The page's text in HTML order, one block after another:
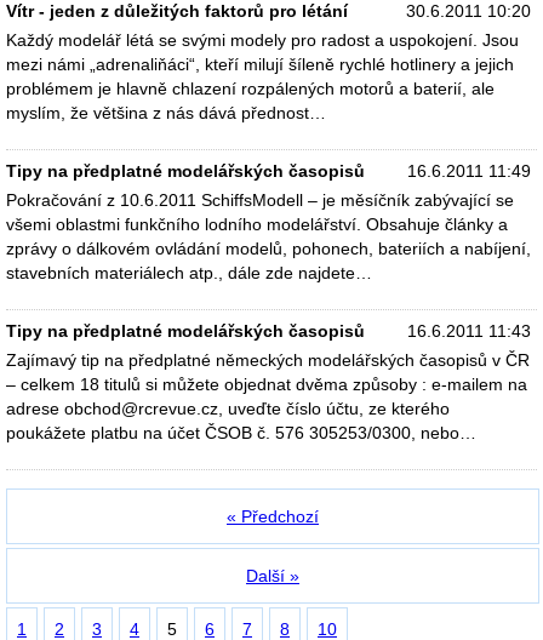
30.6.2011 10:20
Vítr - jeden z důležitých faktorů pro létání
Každý modelář létá se svými modely pro radost a uspokojení. Jsou
mezi námi „adrenaliňáci“, kteří milují šíleně rychlé hotlinery a jejich
problémem je hlavně chlazení rozpálených motorů a baterií, ale
myslím, že většina z nás dává přednost…
16.6.2011 11:49
Tipy na předplatné modelářských časopisů
Pokračování z 10.6.2011 SchiffsModell – je měsíčník zabývající se
všemi oblastmi funkčního lodního modelářství. Obsahuje články a
zprávy o dálkovém ovládání modelů, pohonech, bateriích a nabíjení,
stavebních materiálech atp., dále zde najdete…
16.6.2011 11:43
Tipy na předplatné modelářských časopisů
Zajímavý tip na předplatné německých modelářských časopisů v ČR
– celkem 18 titulů si můžete objednat dvěma způsoby : e-mailem na
adrese obchod@rcrevue.cz, uveďte číslo účtu, ze kterého
poukážete platbu na účet ČSOB č. 576 305253/0300, nebo…
« Předchozí
Další »
1 2 3 4 5 6 7 8 10